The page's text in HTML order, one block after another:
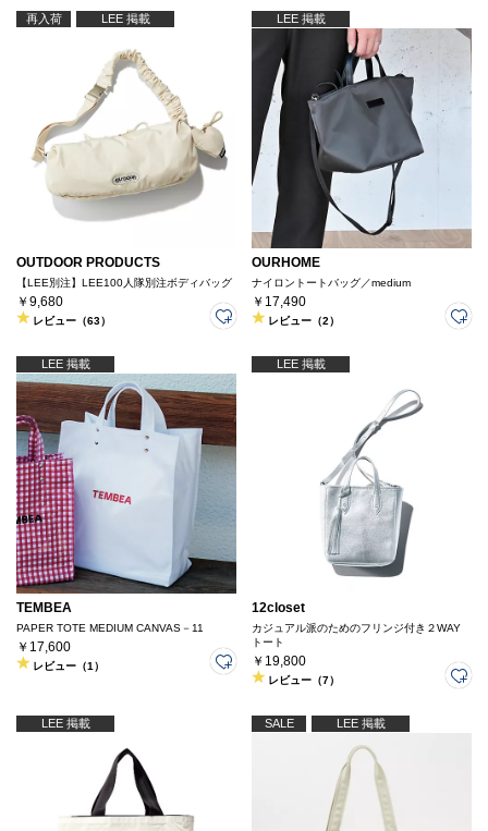
再入荷 LEE 掲載
OUTDOOR PRODUCTS
【LEE別注】LEE100人隊別注ボディバッグ
￥9,680
レビュー（63）
LEE 掲載
OURHOME
ナイロントートバッグ／medium
￥17,490
レビュー（2）
LEE 掲載
TEMBEA
PAPER TOTE MEDIUM CANVAS－11
￥17,600
レビュー（1）
LEE 掲載
12closet
カジュアル派のためのフリンジ付き２WAY
トート
￥19,800
レビュー（7）
LEE 掲載 SALE LEE 掲載